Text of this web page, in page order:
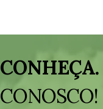
de
vídeo
CONHEÇA.
CONOSCO!